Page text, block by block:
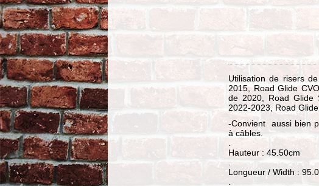
Utilisation de risers
2015, Road Glide
de 2020, Road Glide
2022-2023, Road
-Convient aussi bien
à câbles.
Hauteur : 45.50cm
Longueur / Width :